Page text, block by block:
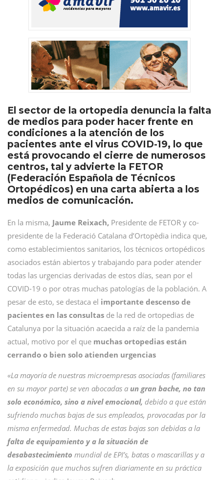
El sector de la ortopedia denuncia la falta
de medios para poder hacer frente en
condiciones a la atención de los
pacientes ante el virus COVID-19, lo que
está provocando el cierre de numerosos
centros, tal y advierte la FETOR
(Federación Española de Técnicos
Ortopédicos) en una carta abierta a los
medios de comunicación.
En la misma, Jaume Reixach, Presidente de FETOR y co-
presidente de la Federació Catalana d’Ortopèdia indica que,
como establecimientos sanitarios, los técnicos ortopédicos
asociados están abiertos y trabajando para poder atender
todas las urgencias derivadas de estos días, sean por el
COVID-19 o por otras muchas patologías de la población. A
pesar de esto, se destaca el importante descenso de
pacientes en las consultas de la red de ortopedias de
Catalunya por la situación acaecida a raíz de la pandemia
actual, motivo por el que muchas ortopedias están
cerrando o bien solo atienden urgencias
«La mayoría de nuestras microempresas asociadas (familiares
en su mayor parte) se ven abocadas a un gran bache, no tan
solo económico, sino a nivel emocional, debido a que están
sufriendo muchas bajas de sus empleados, provocadas por la
misma enfermedad. Muchas de estas bajas son debidas a la
falta de equipamiento y a la situación de
desabastecimiento mundial de EPI’s, batas o mascarillas y a
la exposición que muchos sufren diariamente en su práctica